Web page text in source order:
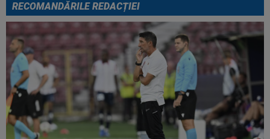
RECOMANDĂRILE REDACȚIEI